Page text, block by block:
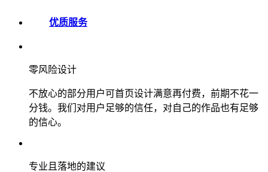
优质服务
零风险设计
不放心的部分用户可首页设计满意再付费，前期不花一
分钱。我们对用户足够的信任，对自己的作品也有足够
的信心。
专业且落地的建议